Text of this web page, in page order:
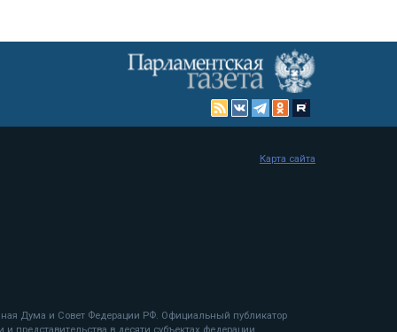
Дума и Совет Федерации РФ. Официальный публикатор
Карта сайта